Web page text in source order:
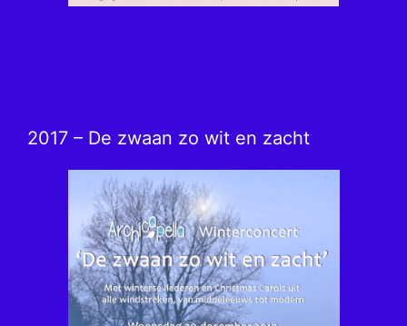
2017 – De zwaan zo wit en zacht